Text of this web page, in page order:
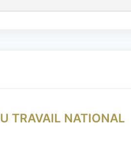
TRAVAIL NATIONAL